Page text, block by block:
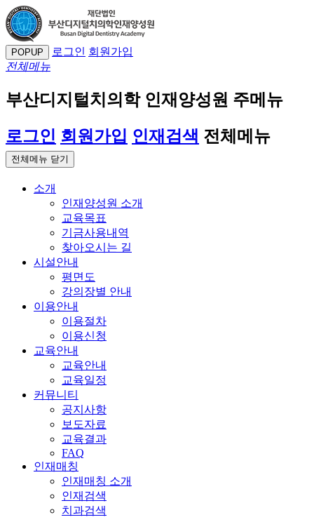
POPUP 로그인 회원가입
전체메뉴
부산디지털치의학 인재양성원 주메뉴
로그인 회원가입 인재검색 전체메뉴
전체메뉴 닫기
소개
인재양성원 소개
교육목표
기금사용내역
찾아오시는 길
시설안내
평면도
강의장별 안내
이용안내
이용절차
이용신청
교육안내
교육안내
교육일정
커뮤니티
공지사항
보도자료
교육결과
FAQ
인재매칭
인재매칭 소개
인재검색
치과검색